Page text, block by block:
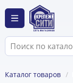
Каталог товаров